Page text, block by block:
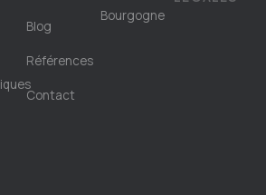
Blog
Références
Contact
Bourgogne